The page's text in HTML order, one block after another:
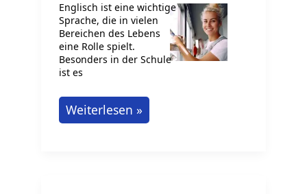
Englisch ist eine wichtige
Sprache, die in vielen
Bereichen des Lebens
eine Rolle spielt.
Besonders in der Schule
ist es
Englisch
für
Weiterlesen »